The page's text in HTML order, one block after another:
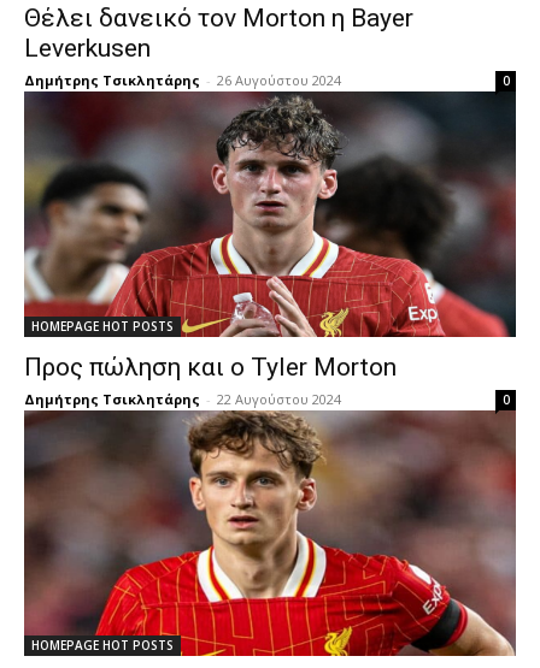
Θέλει δανεικό τον Morton η Bayer
Leverkusen
Δημήτρης Τσικλητάρης - 26 Αυγούστου 2024 0
HOMEPAGE HOT POSTS
Προς πώληση και ο Tyler Morton
Δημήτρης Τσικλητάρης - 22 Αυγούστου 2024 0
HOMEPAGE HOT POSTS